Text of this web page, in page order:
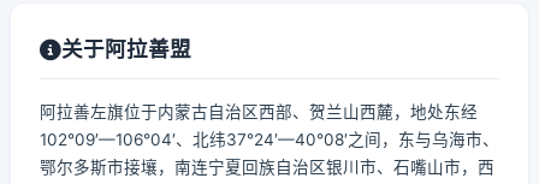
关于阿拉善盟
阿拉善左旗位于内蒙古自治区西部、贺兰山西麓，地处东经
102°09′—106°04′、北纬37°24′—40°08′之间，东与乌海市、
鄂尔多斯市接壤，南连宁夏回族自治区银川市、石嘴山市，西